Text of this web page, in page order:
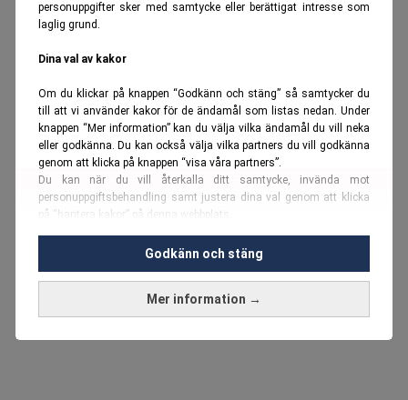
personuppgifter sker med samtycke eller berättigat intresse som
laglig grund.
Dina val av kakor
Om du klickar på knappen “Godkänn och stäng” så samtycker du
till att vi använder kakor för de ändamål som listas nedan. Under
knappen “Mer information” kan du välja vilka ändamål du vill neka
eller godkänna. Du kan också välja vilka partners du vill godkänna
genom att klicka på knappen “visa våra partners”.
Du kan när du vill återkalla ditt samtycke, invända mot
personuppgiftsbehandling samt justera dina val genom att klicka
på “hantera kakor” på denna webbplats.
Du kan fördjupa dig ytterligare i vårcookie-policy
Vi använder kakor och personuppgifter för dessa syften:
Nödvändiga cookies och liknande tekniker, anpassning av
Mer information →
Godkänn och stäng